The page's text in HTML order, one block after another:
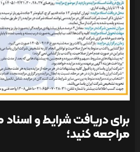
برای دریافت شرایط و اسناد
مراجعه کنید؛